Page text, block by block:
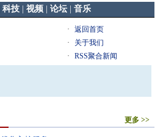
科技| 视频 论坛| 音乐
·
返回首页
·
关于我们
·
RSS聚合新闻